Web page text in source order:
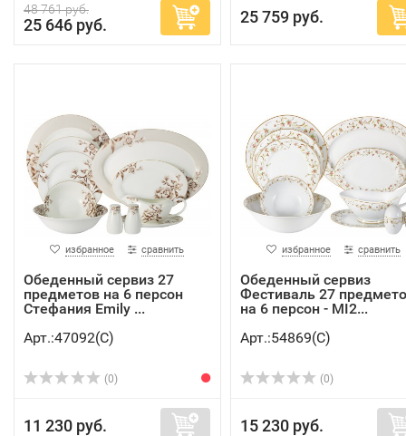
48 761 руб.
25 646 руб. 25 759 руб.
избранное сравнить
Обеденный сервиз 27
предметов на 6 персон
Стефания Emily ...
Арт.:47092(C)
(0)
11 230 руб.
избранное сравнить
Обеденный сервиз
Фестиваль 27
на 6 персон - MI2...
Арт.:54869(C)
(0)
15 230 руб.